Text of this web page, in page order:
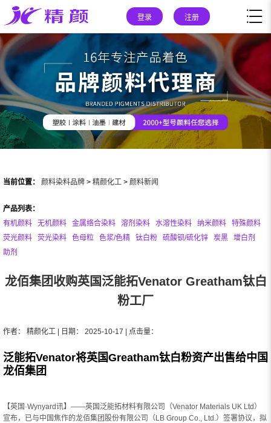
登录 注册
当前位置： 颜料染料品牌 > 精颜化工 > 颜料新闻
产品列表：
有机颜料
无机颜料 金属络合染料 溶剂染料 水溶性染料 纳米颜料
特殊颜料
荧光颜料
荧光染料 色母粒 色浆/色精 钛白粉 硫酸钡/硫化锌 炭黑
增白剂
助剂
龙佰集团收购英国泛能拓Venator Greatham钛白
粉工厂
作者： 精颜化工 | 日期： 2025-10-17 | 点击量：
泛能拓Venator将英国Greatham钛白粉资产出售给中国
龙佰集团
【英国·Wynyard讯】——英国泛能拓材料有限公司（Venator Materials UK Ltd）
宣布，已与中国焦作的龙佰集团股份有限公司（LB Group Co., Ltd.）签署协议，拟